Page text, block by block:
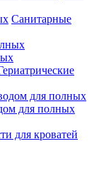
Санитарные
для полных
для кроватей